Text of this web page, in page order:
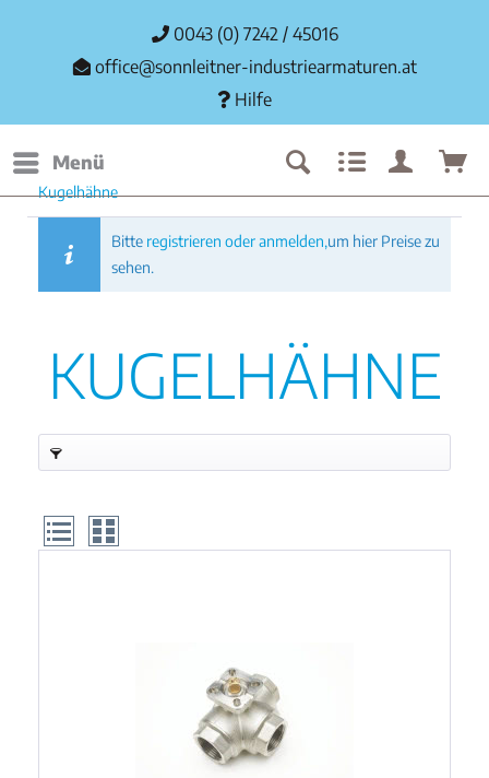
0043 (0) 7242 / 45016
office@sonnleitner-industriearmaturen.at
Hilfe
Menü
Kugelhähne
Bitte registrieren oder anmelden,um hier Preise zu
sehen.
KUGELHÄHNE